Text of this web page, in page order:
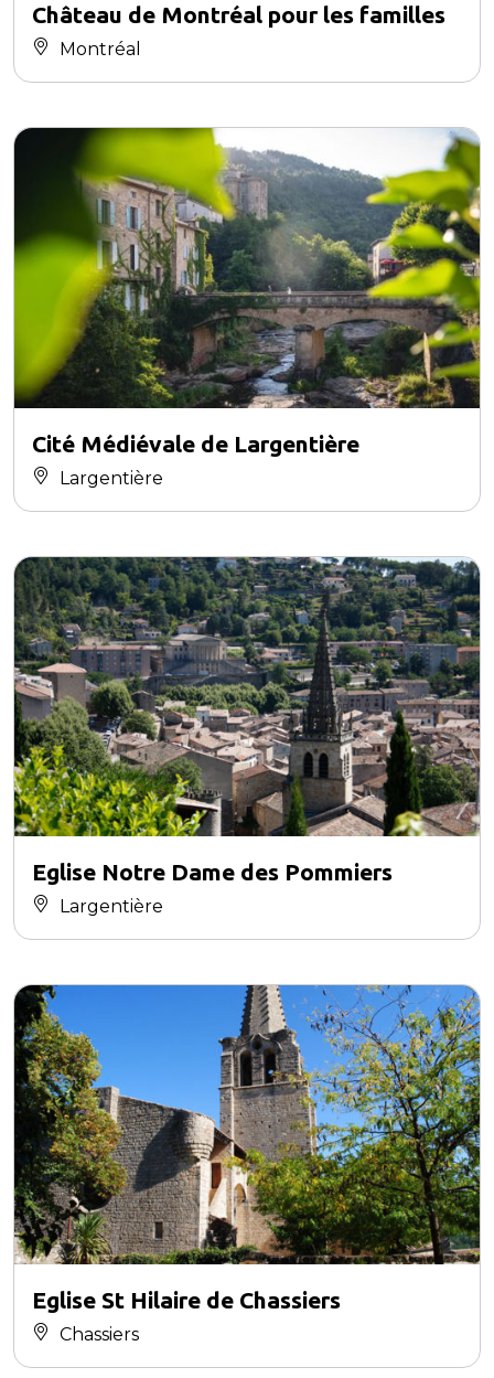
Château de Montréal pour les familles
Montréal
Cité Médiévale de Largentière
Largentière
Eglise Notre Dame des Pommiers
Largentière
Eglise St Hilaire de Chassiers
Chassiers